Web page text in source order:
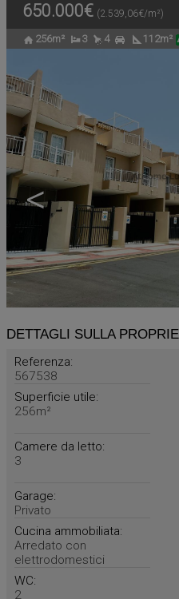
650.000€ (2.539,06€/m²)
256m² 3 4 112m²
<
DETTAGLI SULLA
Referenza:
567538
Superficie utile:
256m²
Camere da letto:
3
Garage:
Privato
Cucina ammobiliata:
Arredato con
elettrodomestici
WC:
2